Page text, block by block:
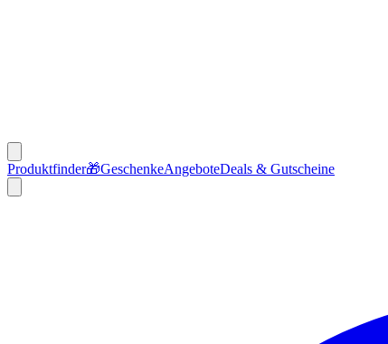
Produktfinder🎁GeschenkeAngeboteDeals & Gutscheine